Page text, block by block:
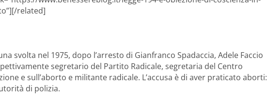
related]
svolta nel 1975, dopo l’arresto di Gianfranco Spadaccia, Adele Faccio
segretario del Partito Radicale, segretaria del Centro
e sull’aborto e militante radicale. L’accusa è di aver praticato aborti:
di polizia.